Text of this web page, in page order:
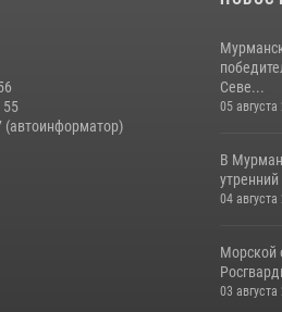
55
(автоинформатор)
Севе...
05
В
04
Морской
03